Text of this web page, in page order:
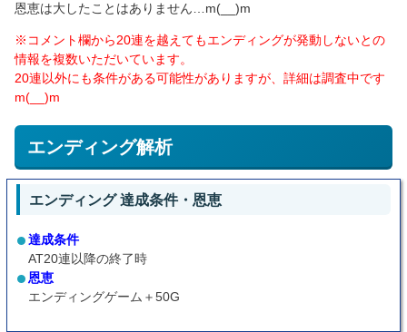
恩恵は大したことはありません…m(__)m
※コメント欄から20連を越えてもエンディングが発動しないとの
情報を複数いただいています。
20連以外にも条件がある可能性がありますが、詳細は調査中です
m(__)m
エンディング解析
エンディング 達成条件・恩恵
達成条件
AT20連以降の終了時
恩恵
エンディングゲーム＋50G